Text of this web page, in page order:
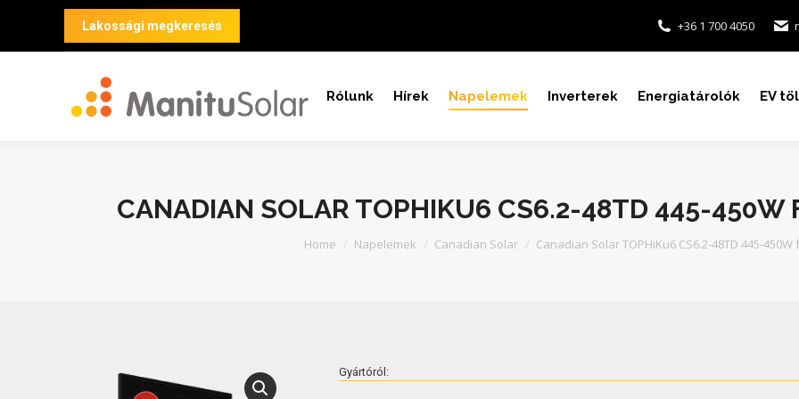
Lakossági megkeresés +36 1 700 4050
Rólunk Hírek Napelemek Inverterek Energiatárolók EV
CANADIAN SOLAR TOPHIKU6 CS6.2-48TD 445-450W
You are here:
Home Napelemek Canadian Solar Canadian Solar TOPHiKu6 CS6.2-48TD 445-
Gyártóról: